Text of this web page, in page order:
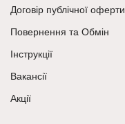
Договір публічної оферти
Повернення та Обмін
Інструкції
Вакансії
Акції